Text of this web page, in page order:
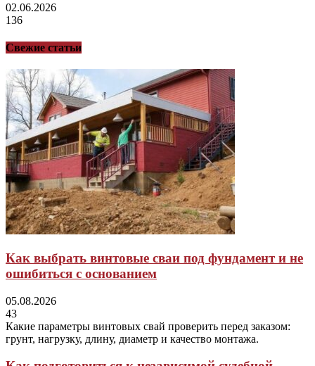
02.06.2026
136
Свежие статьи
Как выбрать винтовые сваи под фундамент и не
ошибиться с основанием
05.08.2026
43
Какие параметры винтовых свай проверить перед заказом:
грунт, нагрузку, длину, диаметр и качество монтажа.